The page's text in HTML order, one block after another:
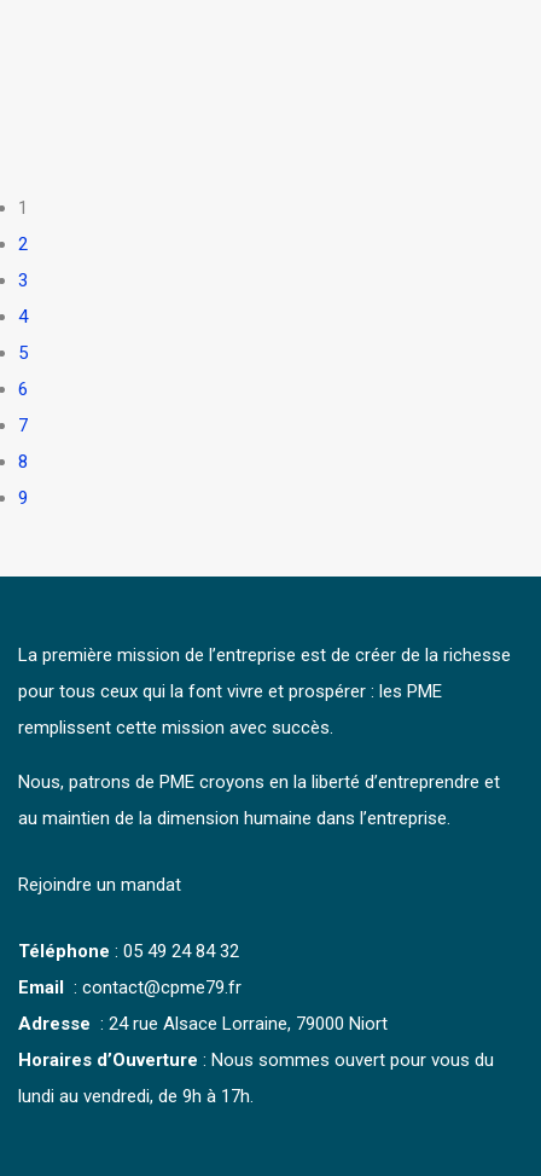
1
2
3
4
5
6
7
8
9
La première mission de l’entreprise est de créer de la richesse
pour tous ceux qui la font vivre et prospérer : les PME
remplissent cette mission avec succès.
Nous, patrons de PME croyons en la liberté d’entreprendre et
au maintien de la dimension humaine dans l’entreprise.
Rejoindre un mandat
Téléphone : 05 49 24 84 32
Email : contact@cpme79.fr
Adresse : 24 rue Alsace Lorraine, 79000 Niort
Horaires d’Ouverture : Nous sommes ouvert pour vous du
lundi au vendredi, de 9h à 17h.